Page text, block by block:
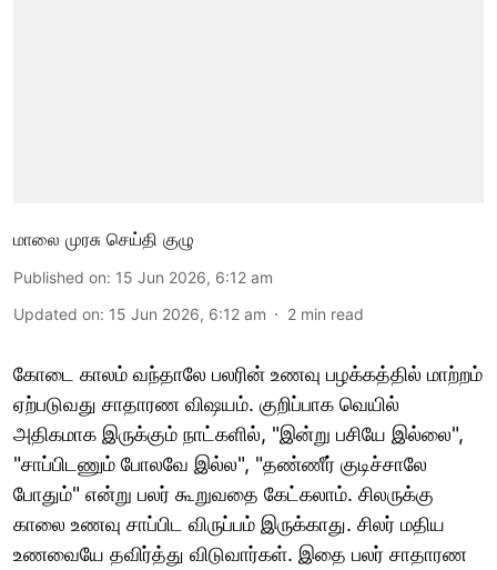
மாலை முரசு செய்தி குழு
Published on: 15 Jun 2026, 6:12 am
Updated on: 15 Jun 2026, 6:12 am 2 min read
கோடை காலம் வந்தாலே பலரின் உணவு பழக்கத்தில் மாற்றம்
ஏற்படுவது சாதாரண விஷயம். குறிப்பாக வெயில்
அதிகமாக இருக்கும் நாட்களில், "இன்று பசியே இல்லை",
"சாப்பிடணும் போலவே இல்ல", "தண்ணீர் குடிச்சாலே
போதும்" என்று பலர் கூறுவதை கேட்கலாம். சிலருக்கு
காலை உணவு சாப்பிட விருப்பம் இருக்காது. சிலர் மதிய
உணவையே தவிர்த்து விடுவார்கள். இதை பலர் சாதாரண